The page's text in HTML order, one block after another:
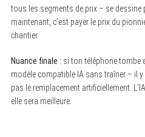
tous les segments de prix – se dessine
maintenant, c’est payer le prix du
chantier.
Nuance finale : si ton téléphone tombe
modèle compatible IA sans traîner – il y
pas le remplacement artificiellement.
elle sera meilleure.